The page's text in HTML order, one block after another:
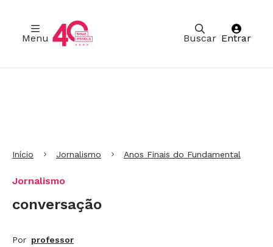
Buscar
Menu Entrar
Início Jornalismo Anos Finais do Fundamental
Jornalismo
conversação
Por professor